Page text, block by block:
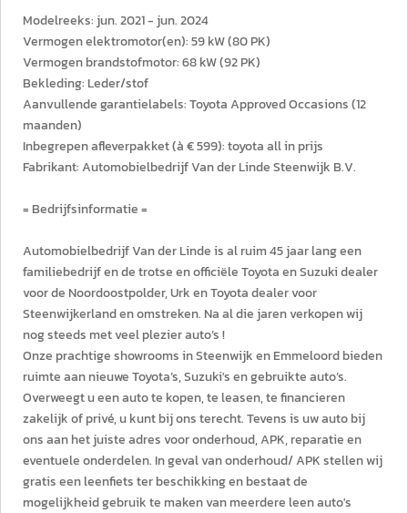
Modelreeks: jun. 2021 - jun. 2024
Vermogen elektromotor(en): 59 kW (80 PK)
Vermogen brandstofmotor: 68 kW (92 PK)
Bekleding: Leder/stof
Aanvullende garantielabels: Toyota Approved Occasions (12
maanden)
Inbegrepen afleverpakket (à € 599): toyota all in prijs
Fabrikant: Automobielbedrijf Van der Linde Steenwijk B.V.
= Bedrijfsinformatie =
Automobielbedrijf Van der Linde is al ruim 45 jaar lang een
familiebedrijf en de trotse en officiële Toyota en Suzuki dealer
voor de Noordoostpolder, Urk en Toyota dealer voor
Steenwijkerland en omstreken. Na al die jaren verkopen wij
nog steeds met veel plezier auto’s !
Onze prachtige showrooms in Steenwijk en Emmeloord bieden
ruimte aan nieuwe Toyota’s, Suzuki's en gebruikte auto’s.
Overweegt u een auto te kopen, te leasen, te financieren
zakelijk of privé, u kunt bij ons terecht. Tevens is uw auto bij
ons aan het juiste adres voor onderhoud, APK, reparatie en
eventuele onderdelen. In geval van onderhoud/ APK stellen wij
gratis een leenfiets ter beschikking en bestaat de
mogelijkheid gebruik te maken van meerdere leen auto's